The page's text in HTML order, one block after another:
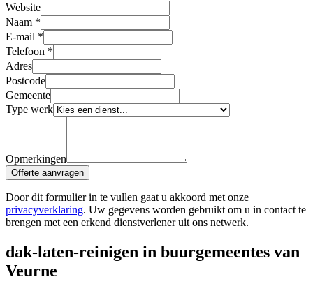
Website
Naam *
E-mail *
Telefoon *
Adres
Postcode
Gemeente
Type werk
Opmerkingen
Offerte aanvragen
Door dit formulier in te vullen gaat u akkoord met onze
privacyverklaring. Uw gegevens worden gebruikt om u in contact te
brengen met een erkend dienstverlener uit ons netwerk.
dak-laten-reinigen in buurgemeentes van
Veurne